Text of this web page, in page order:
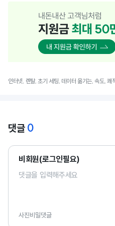
인터넷, 렌탈, 초기 세팅, 데이터 옮기는, 속도, 쾌
댓글 0
비회원(로그인필요)
사진비밀댓글